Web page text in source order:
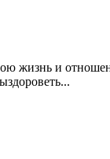
жизнь и